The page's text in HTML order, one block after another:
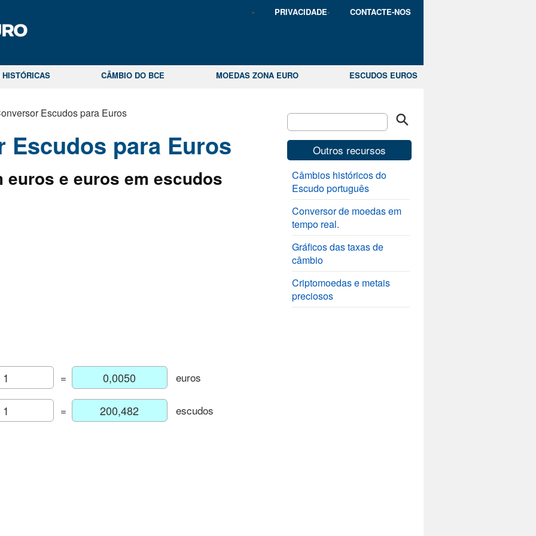
PRIVACIDADE CONTACTE-NOS
CÂMBIO DO BCE MOEDAS ZONA EURO ESCUDOS EUROS
Escudos para Euros
Escudos para Euros
euros e euros em escudos
= euros
= escudos
Outros recursos
Câmbios históricos do
Escudo português
Conversor de moedas em
tempo real.
Gráficos das taxas de
câmbio
Criptomoedas e metais
preciosos